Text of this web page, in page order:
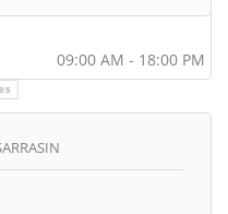
09:00 AM - 18:00 PM